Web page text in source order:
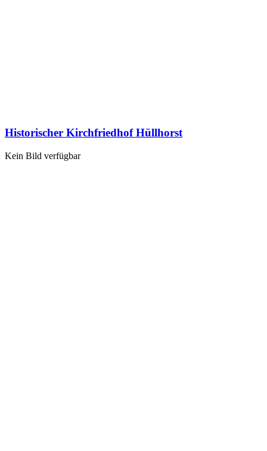
Historischer Kirchfriedhof Hüllhorst
Kein Bild verfügbar